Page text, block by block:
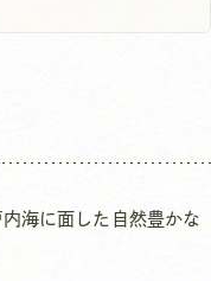
海に面した自然豊かな